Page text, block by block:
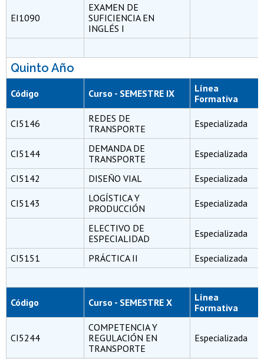
EI1090
EXAMEN DE
SUFICIENCIA EN
INGLÉS I
Quinto Año
Código Curso - SEMESTRE IX
Línea
Formativa
CI5146
REDES DE
TRANSPORTE
Especializada
CI5144
DEMANDA DE
TRANSPORTE
Especializada
CI5142 DISEÑO VIAL Especializada
CI5143
LOGÍSTICA Y
PRODUCCIÓN
Especializada
ELECTIVO DE
ESPECIALIDAD
Especializada
CI5151 PRÁCTICA II Especializada
Código Curso - SEMESTRE X
Línea
Formativa
CI5244
COMPETENCIA Y
REGULACIÓN EN
TRANSPORTE
Especializada